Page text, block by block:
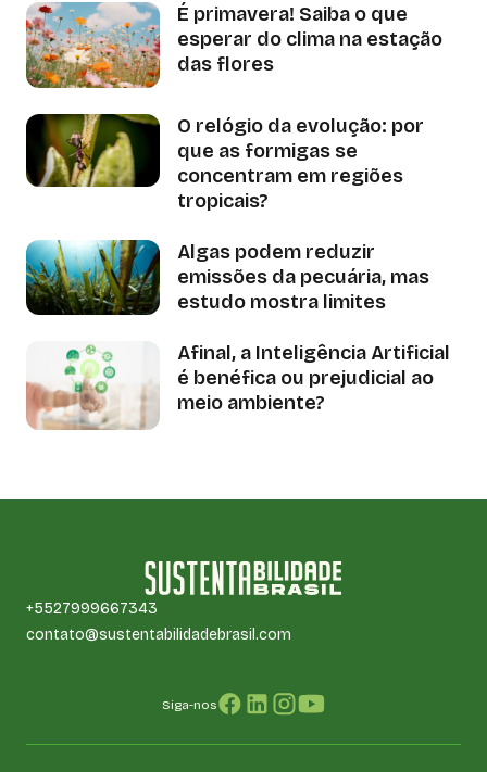
É primavera! Saiba o que
esperar do clima na estação
das flores
O relógio da evolução: por
que as formigas se
concentram em regiões
tropicais?
Algas podem reduzir
emissões da pecuária, mas
estudo mostra limites
Afinal, a Inteligência Artificial
é benéfica ou prejudicial ao
meio ambiente?
+5527999667343
contato@sustentabilidadebrasil.com
Siga-nos